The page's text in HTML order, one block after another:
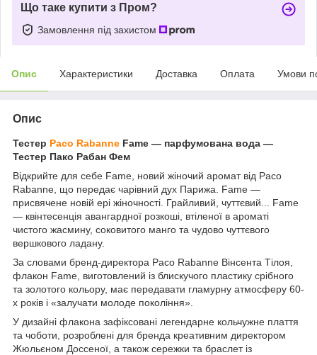
Що таке купити з Пром?
Замовлення під захистом
Опис Характеристики Доставка Оплата Умови
Опис
Тестер Paco Rabanne Fame — парфумована вода —
Тестер Пако Рабан Фем
Відкрийте для себе Fame, новий жіночий аромат від Paco
Rabanne, що передає чарівний дух Парижа. Fame —
присвячене новій ері жіночності. Грайливий, чуттєвий... Fame
— квінтесенція авангардної розкоші, втіленої в ароматі
чистого жасмину, соковитого манго та чудово чуттєвого
вершкового ладану.
За словами бренд-директора Paco Rabanne Вінсента Тілоя,
флакон Fame, виготовлений із блискучого пластику срібного
та золотого кольору, має передавати гламурну атмосферу 60-
х років і «залучати молоде покоління».
У дизайні флакона зафіксовані легендарне кольчужне плаття
та чоботи, розроблені для бренда креативним директором
Жюльєном Доссеної, а також сережки та браслет із